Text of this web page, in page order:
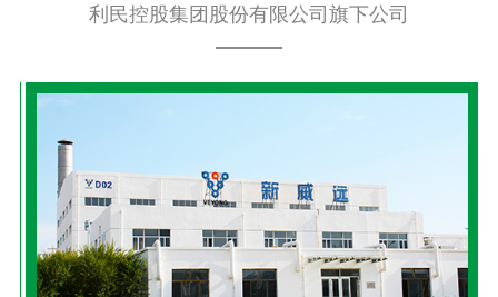
利民控股集团股份有限公司旗下公司